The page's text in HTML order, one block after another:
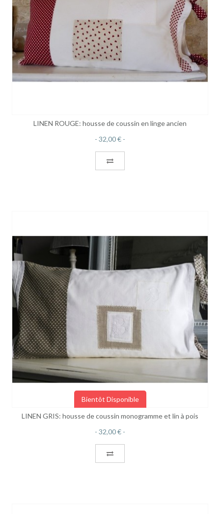
LINEN ROUGE: housse de coussin en linge ancien
32,00 €
Bientôt Disponible
LINEN GRIS: housse de coussin monogramme et lin à pois
32,00 €